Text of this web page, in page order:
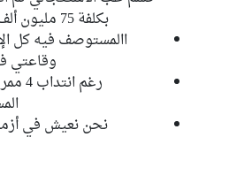
بكلفة 75 مليون ألف دينار بين بناء وتجهيز.
االمستوصف فيه كل
وقاعتي
رغم
نحن نعيش في